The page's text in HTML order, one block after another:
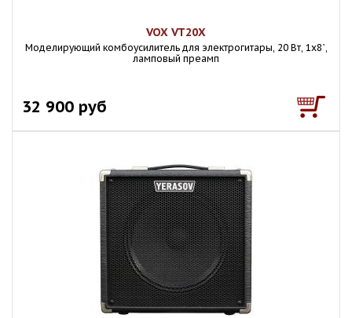
VOX VT20X
Моделирующий комбоусилитель для электрогитары, 20 Вт, 1x8`,
ламповый преамп
32 900 руб